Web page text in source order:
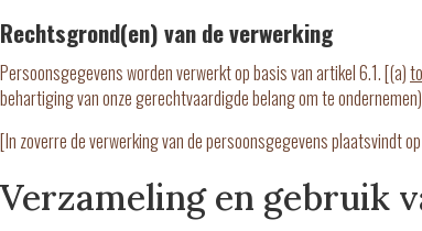
Rechtsgrond(en) van de verwerking
Persoonsgegevens worden verwerkt op basis van artikel 6.1. [(a)
behartiging van onze gerechtvaardigde belang om te
[In zoverre de verwerking van de persoonsgegevens plaatsvindt
Verzameling en gebruik